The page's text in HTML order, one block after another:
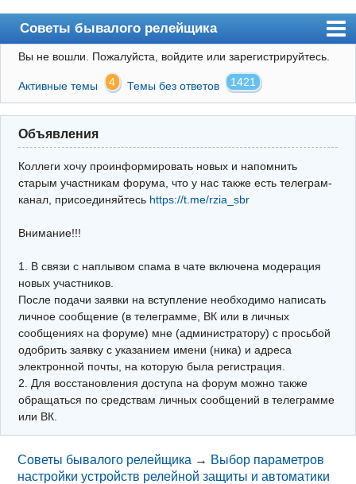
Советы бывалого релейщика
Форум
Правила
Поиск
Регистрация
Архив
Почта
Поиск релейщика
Видео РЗиА
Фотохостинг
Телеграм
Вы не вошли. Пожалуйста, войдите или зарегистрируйтесь.
Активные темы 4 Темы без ответов 1421
Объявления
Коллеги хочу проинформировать новых и напомнить
старым участникам форума, что у нас также есть телеграм-
канал, присоединяйтесь https://t.me/rzia_sbr
Внимание!!!
1. В связи с наплывом спама в чате включена модерация
новых участников.
После подачи заявки на вступление необходимо написать
личное сообщение (в телеграмме, ВК или в личных
сообщениях на форуме) мне (администратору) с просьбой
одобрить заявку с указанием имени (ника) и адреса
электронной почты, на которую была регистрация.
2. Для восстановления доступа на форум можно также
обращаться по средствам личных сообщений в телеграмме
или ВК.
Советы бывалого релейщика → Выбор параметров
настройки устройств релейной защиты и автоматики